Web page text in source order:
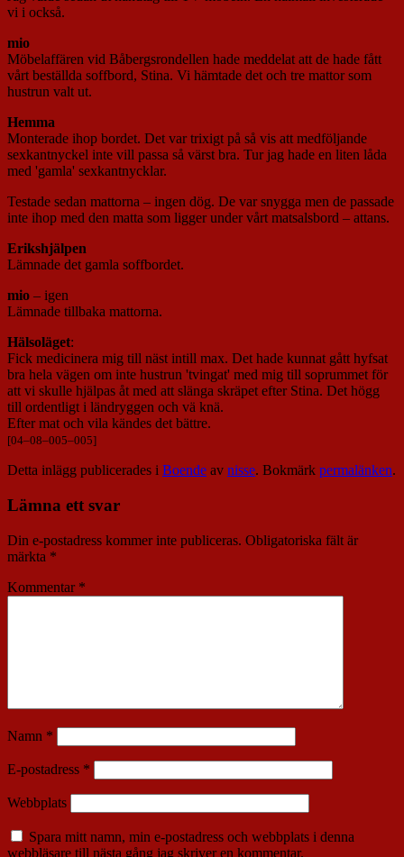
vi i också.
mio
Möbelaffären vid Båbergsrondellen hade meddelat att de hade fått
vårt beställda soffbord, Stina. Vi hämtade det och tre mattor som
hustrun valt ut.
Hemma
Monterade ihop bordet. Det var trixigt på så vis att medföljande
sexkantnyckel inte vill passa så värst bra. Tur jag hade en liten låda
med 'gamla' sexkantnycklar.
Testade sedan mattorna – ingen dög. De var snygga men de passade
inte ihop med den matta som ligger under vårt matsalsbord – attans.
Erikshjälpen
Lämnade det gamla soffbordet.
mio – igen
Lämnade tillbaka mattorna.
Hälsoläget:
Fick medicinera mig till näst intill max. Det hade kunnat gått hyfsat
bra hela vägen om inte hustrun 'tvingat' med mig till soprummet för
att vi skulle hjälpas åt med att slänga skräpet efter Stina. Det högg
till ordentligt i ländryggen och vä knä.
Efter mat och vila kändes det bättre.
[04–08–005–005]
Detta inlägg publicerades i Boende av nisse. Bokmärk permalänken.
Lämna ett svar
Din e-postadress kommer inte publiceras. Obligatoriska fält är
märkta *
Kommentar *
Namn *
E-postadress *
Webbplats
Spara mitt namn, min e-postadress och webbplats i denna
webbläsare till nästa gång jag skriver en kommentar.